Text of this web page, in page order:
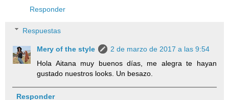
Responder
Respuestas
Mery of the style
2 de marzo de 2017 a las 9:54
Hola Aitana muy buenos días, me alegra te hayan
gustado nuestros looks. Un besazo.
Responder